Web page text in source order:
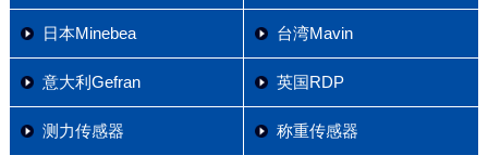
日本Minebea 台湾Mavin
意大利Gefran 英国RDP
测力传感器 称重传感器